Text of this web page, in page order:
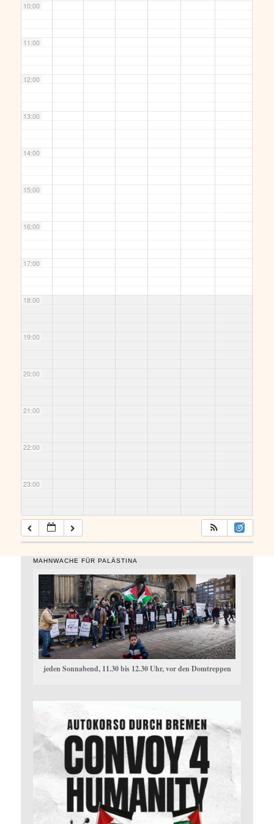
10:00
11:00
12:00
13:00
14:00
15:00
16:00
17:00
18:00
19:00
20:00
21:00
22:00
23:00
MAHNWACHE FÜR PALÄSTINA
jeden Sonnabend, 11.30 bis 12.30 Uhr, vor den Domtreppen